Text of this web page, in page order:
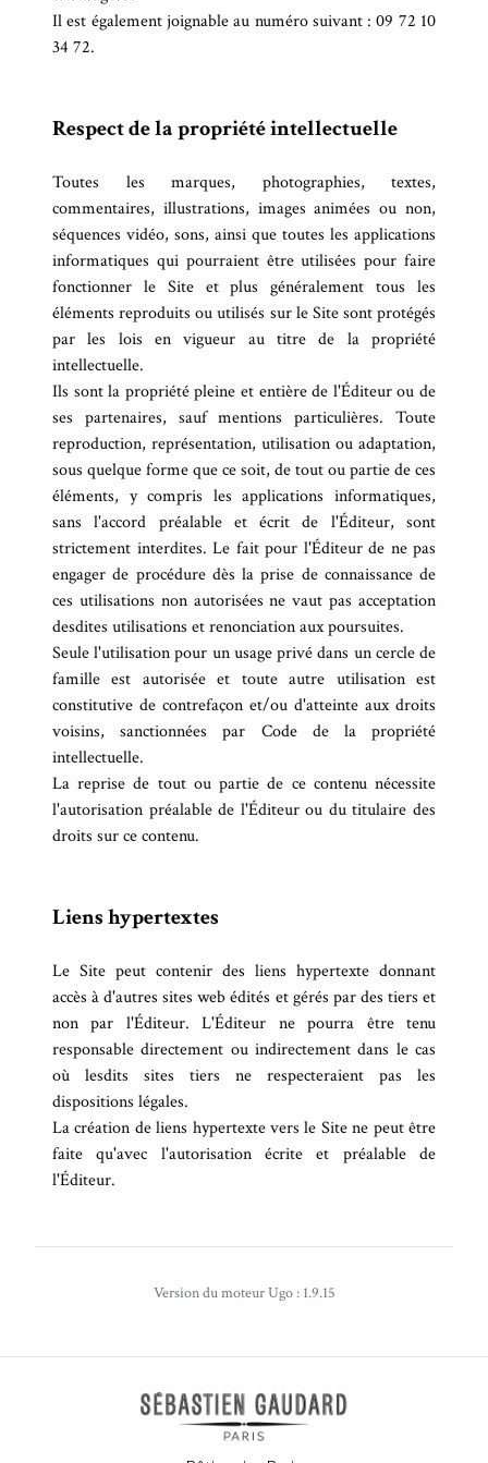
Il est également joignable au numéro suivant : 09 72 10
34 72.
Respect de la propriété intellectuelle
Toutes les marques, photographies, textes,
commentaires, illustrations, images animées ou non,
séquences vidéo, sons, ainsi que toutes les applications
informatiques qui pourraient être utilisées pour faire
fonctionner le Site et plus généralement tous les
éléments reproduits ou utilisés sur le Site sont protégés
par les lois en vigueur au titre de la propriété
intellectuelle.
Ils sont la propriété pleine et entière de l'Éditeur ou de
ses partenaires, sauf mentions particulières. Toute
reproduction, représentation, utilisation ou adaptation,
sous quelque forme que ce soit, de tout ou partie de ces
éléments, y compris les applications informatiques,
sans l'accord préalable et écrit de l'Éditeur, sont
strictement interdites. Le fait pour l'Éditeur de ne pas
engager de procédure dès la prise de connaissance de
ces utilisations non autorisées ne vaut pas acceptation
desdites utilisations et renonciation aux poursuites.
Seule l'utilisation pour un usage privé dans un cercle de
famille est autorisée et toute autre utilisation est
constitutive de contrefaçon et/ou d'atteinte aux droits
voisins, sanctionnées par Code de la propriété
intellectuelle.
La reprise de tout ou partie de ce contenu nécessite
l'autorisation préalable de l'Éditeur ou du titulaire des
droits sur ce contenu.
Liens hypertextes
Le Site peut contenir des liens hypertexte donnant
accès à d'autres sites web édités et gérés par des tiers et
non par l'Éditeur. L'Éditeur ne pourra être tenu
responsable directement ou indirectement dans le cas
où lesdits sites tiers ne respecteraient pas les
dispositions légales.
La création de liens hypertexte vers le Site ne peut être
faite qu'avec l'autorisation écrite et préalable de
l'Éditeur.
Version du moteur Ugo : 1.9.15